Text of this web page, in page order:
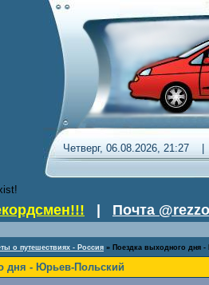
Четверг, 06.08.2026,
Почта
о путешествиях - Россия » Поездка выходного дня
дня - Юрьев-Польский